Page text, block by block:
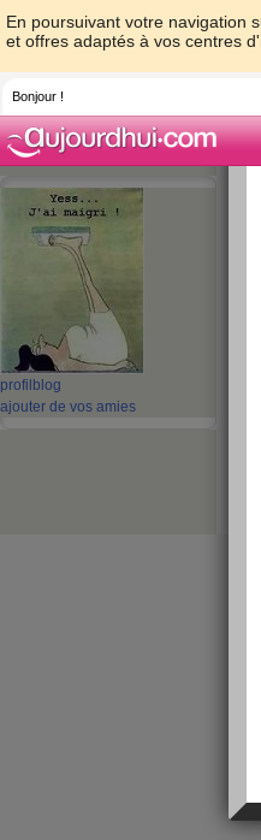
En poursuivant votre navigation
et offres adaptés à vos centres
Bonjour !
profil blog
ajouter de vos amies